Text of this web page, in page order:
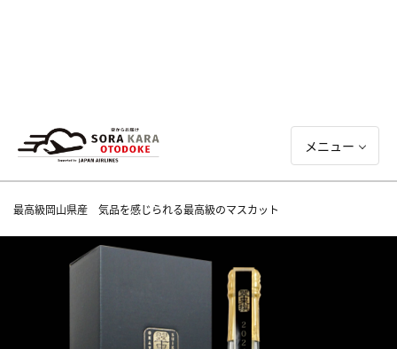
メニュー
最高級岡山県産 気品を感じられる最高級のマスカット